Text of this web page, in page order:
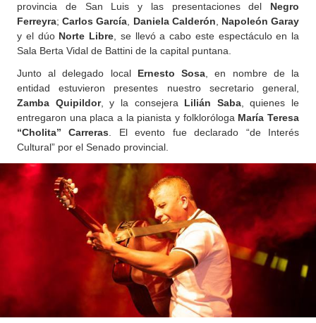
provincia de San Luis y las presentaciones del Negro
Ferreyra;Carlos García Daniela Calderón
Napoleón Garay
y el dúo Norte Libre , se llevó a cabo este espectáculo en la
Sala Berta Vidal de Battini de la capital puntana.
Junto al delegado local Ernesto Sosa , en nombre de la
entidad estuvieron presentes nuestro secretario general,
Zamba Quipildor, y la consejera Lilián Saba, quienes le
entregaron una placa a la pianista y folkloróloga María Teresa
“Cholita” Carreras . El evento fue declarado “de Interés
Cultural” por el Senado provincial.